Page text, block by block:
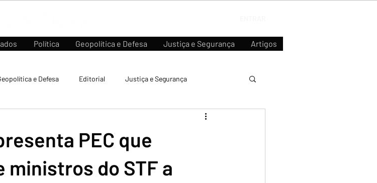
Política Geopolítica e Defesa Justiça e Segurança Artigos
e Defesa Editorial Justiça e Segurança
PEC que
do STF a